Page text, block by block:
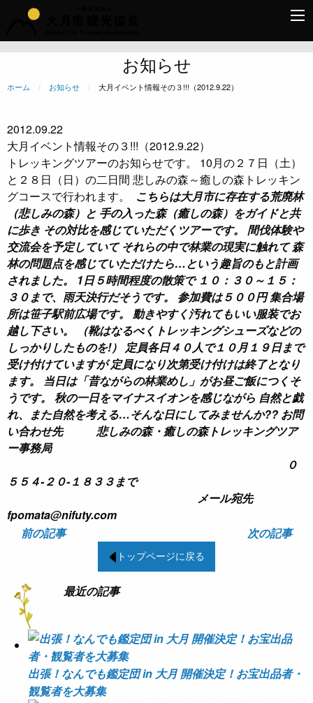
お知らせ
ホーム お知らせ 現在のページ:
大月イベント情報その３!!!（2012.9.22）
2012.09.22
大月イベント情報その３!!!（2012.9.22）
トレッキングツアーのお知らせです。 10月の２７日（土）
と２８日（日）の二日間 悲しみの森～癒しの森トレッキン
グコースで行われます。
こちらは大月市に存在する荒廃林
（悲しみの森）と 手の入った森（癒しの森）をガイドと共
に歩き その対比を感じていただくツアーです。 間伐体験や
交流会を予定していて それらの中で林業の現実に触れて 森
林の問題点を感じていただけたら…という趣旨のもと計画
されました。 1日５時間程度の散策で １０：３０～１５：
３０まで、雨天決行だそうです。 参加費は５００円 集合場
所は笹子駅前広場です。 動きやすく汚れてもいい服装でお
越し下さい。 （靴はなるべくトレッキングシューズなどの
しっかりしたものを!） 定員各日４０人で１０月１９日まで
受け付けていますが 定員になり次第受け付けは終了となり
ます。 当日は「昔ながらの林業めし」がお昼ご飯につくそ
うです。 秋の一日をマイナスイオンを感じながら 自然と戯
れ、また自然を考える…そんな日にしてみませんか?? お問
い合わせ先 悲しみの森・癒しの森トレッキングツア
ー事務局
０
５５４-２０-１８３３まで
メール宛先
fpomata@nifuty.com
前の記事
次の記事
トップページに戻る
最近の記事
出張！なんでも鑑定団 in 大月 開催決定！お宝出品者・
観覧者を大募集